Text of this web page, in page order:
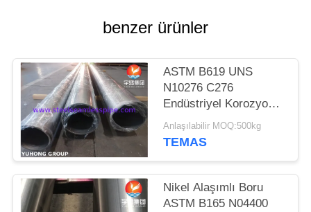
PRIVACY
POLICY
benzer ürünler
ASTM B619 UNS
N10276 C276
Endüstriyel Korozyon
İçin Kaynaklı Boru
Anlaşılabilir MOQ:500kg
TEMAS
Nikel Alaşımlı Boru
ASTM B165 N04400